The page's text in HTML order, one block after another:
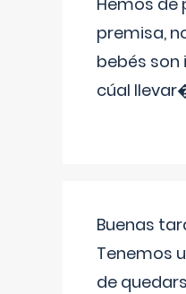
premisa,
bebés son
cúal
Buenas
Tenemos
de